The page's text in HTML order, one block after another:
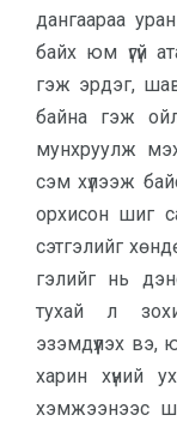
дангаа­раа
байх юм үгүй
гэж эрдэг,
байна гэж
мунхруулж
сэм хү­лээж
орхисон шиг
сэтгэлийг
гэ­лийг нь
тухай л
эзэмдүүлэх
харин хү­ний
хэмжээнээс